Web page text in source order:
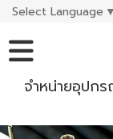
Select Language ▼
จำหน่ายอุปก